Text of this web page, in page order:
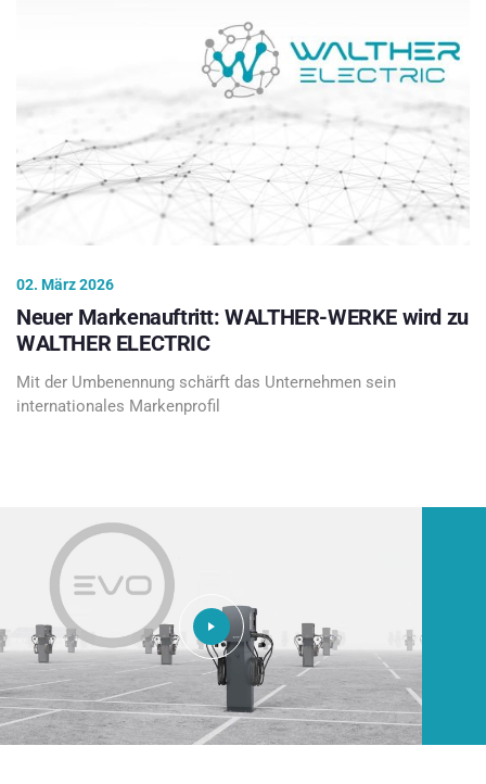
02. März 2026
Neuer Markenauftritt: WALTHER-WERKE wird zu
WALTHER ELECTRIC
Mit der Umbenennung schärft das Unternehmen sein
internationales Markenprofil